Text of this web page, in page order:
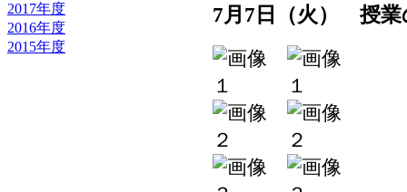
2017年度
2016年度
2015年度
7月7日（火） 授業